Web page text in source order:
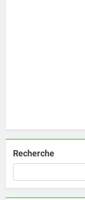
Recherche